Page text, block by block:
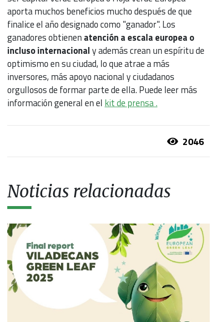
aporta muchos beneficios mucho después de que
finalice el año designado como "ganador". Los
ganadores obtienenatención a escala europea o
incluso internacionaly además crean un espíritu de
optimismo en su ciudad, lo que atrae a más
inversores, más apoyo nacional y ciudadanos
orgullosos de formar parte de ella. Puede leer más
información general en el kit de prensa .
2046
Noticias relacionadas